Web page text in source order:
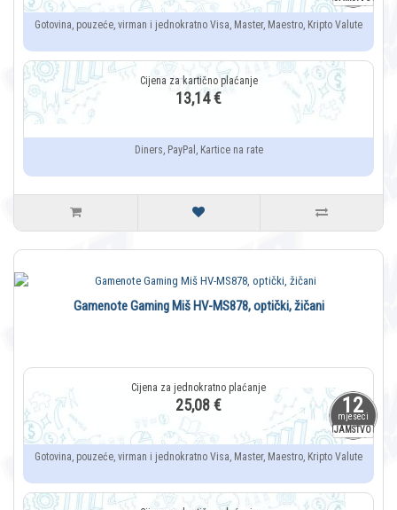
Gotovina, pouzeće, virman i jednokratno Visa, Master, Maestro, Kripto Valute
13,14 €
Diners, PayPal, Kartice na rate
12
mjeseci
JAMSTVO
Gamenote Gaming Miš HV-MS878, optički, žičani
25,08 €
Gotovina, pouzeće, virman i jednokratno Visa, Master, Maestro, Kripto Valute